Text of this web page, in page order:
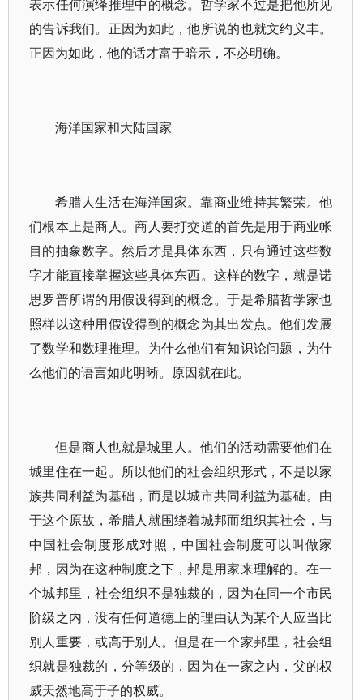
表示任何演绎推理中的概念。哲学家不过是把他所见
的告诉我们。正因为如此，他所说的也就文约义丰。
正因为如此，他的话才富于暗示，不必明确。
海洋国家和大陆国家
希腊人生活在海洋国家。靠商业维持其繁荣。他
们根本上是商人。商人要打交道的首先是用于商业帐
目的抽象数字。然后才是具体东西，只有通过这些数
字才能直接掌握这些具体东西。这样的数字，就是诺
思罗普所谓的用假设得到的概念。于是希腊哲学家也
照样以这种用假设得到的概念为其出发点。他们发展
了数学和数理推理。为什么他们有知识论问题，为什
么他们的语言如此明晰。原因就在此。
但是商人也就是城里人。他们的活动需要他们在
城里住在一起。所以他们的社会组织形式，不是以家
族共同利益为基础，而是以城市共同利益为基础。由
于这个原故，希腊人就围绕着城邦而组织其社会，与
中国社会制度形成对照，中国社会制度可以叫做家
邦，因为在这种制度之下，邦是用家来理解的。在一
个城邦里，社会组织不是独裁的，因为在同一个市民
阶级之内，没有任何道德上的理由认为某个人应当比
别人重要，或高于别人。但是在一个家邦里，社会组
织就是独裁的，分等级的，因为在一家之内，父的权
威天然地高于子的权威。